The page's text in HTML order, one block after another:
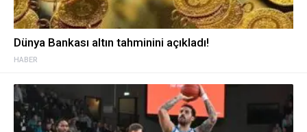
HABER
Dünya Bankası altın tahminini açıkladı!